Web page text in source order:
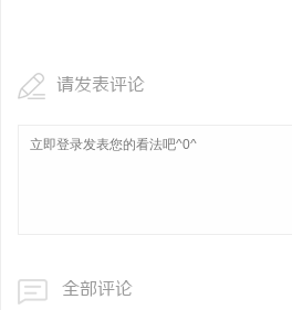
请发表评论
全部评论